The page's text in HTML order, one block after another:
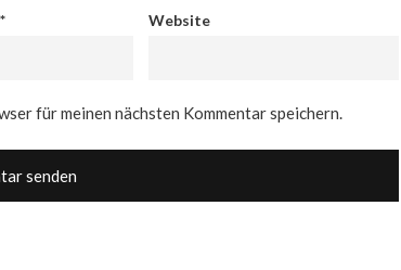
* Website
für meinen nächsten Kommentar speichern.